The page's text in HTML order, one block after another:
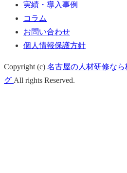
実績・導入事例
コラム
お問い合わせ
個人情報保護方針
Copyright (c) 名古屋の人材研修な
グ All rights Reserved.